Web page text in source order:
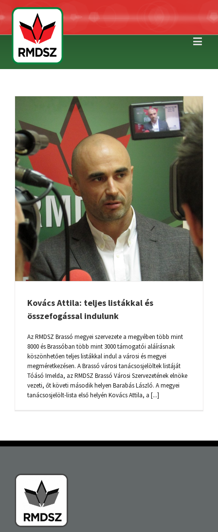
Kovács Attila: teljes listákkal és
összefogással indulunk
Az RMDSZ Brassó megyei szervezete a megyében több mint
8000 és Brassóban több mint 3000 támogatói aláírásnak
köszönhetően teljes listákkal indul a városi és megyei
megméretkezésen. A Brassó városi tanácsosjelöltek listáját
Tóásó Imelda, az RMDSZ Brassó Városi Szervezetének elnöke
vezeti, őt követi második helyen Barabás László. A megyei
tanácsosjelölt-lista első helyén Kovács Attila, a [...]